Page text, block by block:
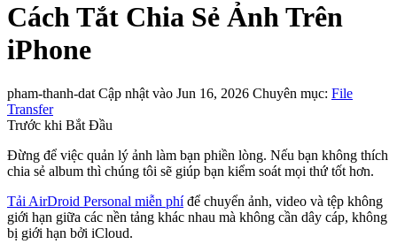
Cách Tắt Chia Sẻ Ảnh Trên
iPhone
pham-thanh-dat Cập nhật vào Jun 16, 2026 Chuyên mục: File
Transfer
Trước khi Bắt Đầu
Đừng để việc quản lý ảnh làm bạn phiền lòng. Nếu bạn không thích
chia sẻ album thì chúng tôi sẽ giúp bạn kiểm soát mọi thứ tốt hơn.
Tải AirDroid Personal miễn phíđể chuyển ảnh, video và tệp không
giới hạn giữa các nền tảng khác nhau mà không cần dây cáp, không
bị giới hạn bởi iCloud.